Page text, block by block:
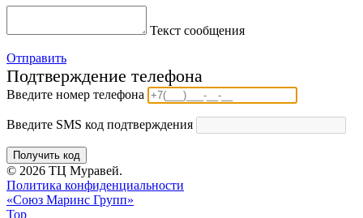
Текст сообщения
Отправить
Подтверждение телефона
Введите номер телефона
Введите SMS код подтверждения
Получить код
© 2026 ТЦ Муравей.
Политика конфиденциальности
«Союз Маринс Групп»
Top